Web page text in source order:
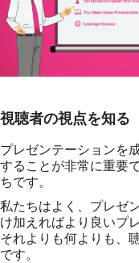
視聴者の視点を知る
プレゼンテーションを
することが非常に重要
ちです。
私たちはよく、プレゼ
け加えればより良いプ
それよりも何よりも、
です。